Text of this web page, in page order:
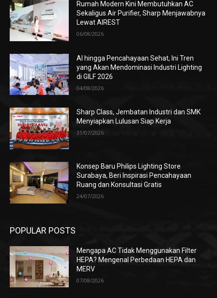
Rumah Modern Kini Membutuhkan AC
Sekaligus Air Purifier, Sharp Menjawabnya
Lewat AIREST
06/08/2026
AI hingga Pencahayaan Sehat, Ini Tren
yang Akan Mendominasi Industri Lighting
di GILF 2026
04/08/2026
Sharp Class, Jembatan Industri dan SMK
Menyiapkan Lulusan Siap Kerja
31/07/2026
Konsep Baru Philips Lighting Store
Surabaya, Beri Inspirasi Pencahayaan
Ruang dan Konsultasi Gratis
24/07/2026
POPULAR POSTS
Mengapa AC Tidak Menggunakan Filter
HEPA? Mengenal Perbedaan HEPA dan
MERV
07/08/2026